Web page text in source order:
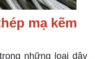
mạ kẽm
những loại dây